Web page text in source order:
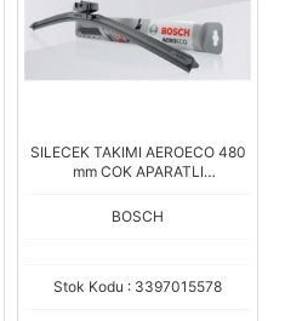
SILECEK TAKIMI AEROECO 480
mm COK APARATLI
BOSCH
Stok Kodu : 3397015578